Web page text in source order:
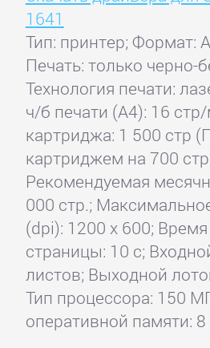
1641
Тип: принтер; Формат:
Печать: только черно-
Технология печати:
ч/б печати (А4): 16
картриджа: 1 500 стр
картриджем на 700
Рекомендуемая
000 стр.;
(dpi): 1200 x 600;
страницы: 10 с;
листов; Выходной
Тип процессора: 150
оперативной памяти: